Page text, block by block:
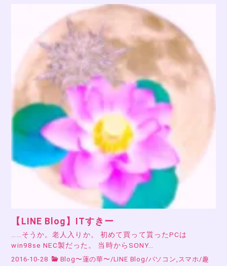
【LINE Blog】ITすきー
……そうか。老人入りか。 初めて買って貰ったPCは
win98se NEC製だった。 当時からSONY…
2016-10-28 Blog〜蓮の華〜/LINE Blog/パソコン,スマホ/趣